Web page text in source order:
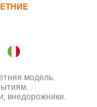
модель.
внедорожники.